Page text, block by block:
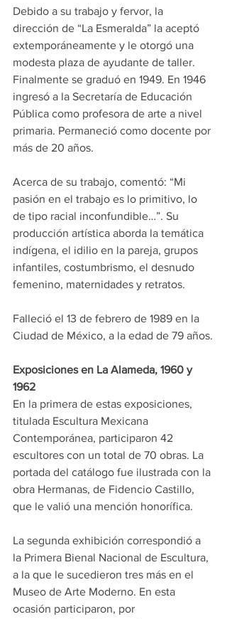
Debido a su trabajo y fervor, la
dirección de “La Esmeralda” la aceptó
extemporáneamente y le otorgó una
modesta plaza de ayudante de taller.
Finalmente se graduó en 1949. En 1946
ingresó a la Secretaría de Educación
Pública como profesora de arte a nivel
primaria. Permaneció como docente por
más de 20 años.
Acerca de su trabajo, comentó: “Mi
pasión en el trabajo es lo primitivo, lo
de tipo racial inconfundible…”. Su
producción artística aborda la temática
indígena, el idilio en la pareja, grupos
infantiles, costumbrismo, el desnudo
femenino, maternidades y retratos.
Falleció el 13 de febrero de 1989 en la
Ciudad de México, a la edad de 79 años.
Exposiciones en La Alameda, 1960 y
1962
En la primera de estas exposiciones,
titulada Escultura Mexicana
Contemporánea, participaron 42
escultores con un total de 70 obras. La
portada del catálogo fue ilustrada con la
obra Hermanas, de Fidencio Castillo,
que le valió una mención honorífica.
La segunda exhibición correspondió a
la Primera Bienal Nacional de Escultura,
a la que le sucedieron tres más en el
Museo de Arte Moderno. En esta
ocasión participaron, por